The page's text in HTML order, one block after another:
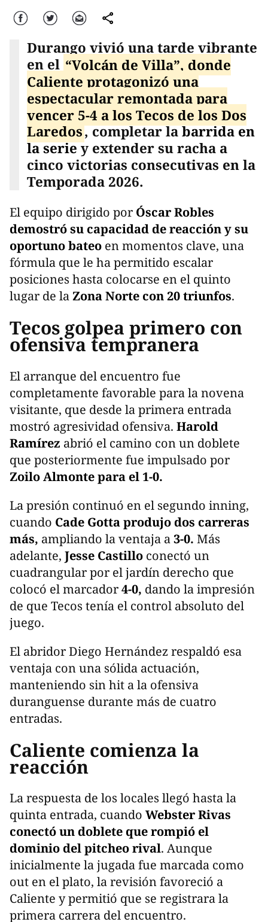
Facebook Twitter Correo comparte
Durango vivió una tarde vibrante
en el “Volcán de Villa”, donde
Caliente protagonizó una
espectacular remontada para
vencer 5-4 a los Tecos de los Dos
Laredos, completar labarrida en
la seriey extender su racha a
cinco victorias consecutivas en la
Temporada 2026.
El equipo dirigido por Óscar Robles
demostró su capacidad de reacción y su
oportuno bateo en momentos clave, una
fórmula que le ha permitido escalar
posiciones hasta colocarse en el quinto
lugar de laZona Norte con 20 triunfos.
Tecos golpea primero con
ofensiva tempranera
El arranque del encuentro fue
completamente favorable para la novena
visitante, que desde la primera entrada
mostró agresividad ofensiva. Harold
Ramírez abrió el camino con un doblete
que posteriormente fue impulsado por
Zoilo Almonte para el 1-0.
La presión continuó en el segundo inning,
cuando Cade Gotta produjo dos carreras
más, ampliando la ventaja a3-0. Más
adelante, Jesse Castillo conectó un
cuadrangular por el jardín derecho que
colocó el marcador4-0, dando la impresión
de que Tecos tenía el control absoluto del
juego.
El abridor Diego Hernández respaldó esa
ventaja con una sólida actuación,
manteniendo sin hit a la ofensiva
duranguense durante más de cuatro
entradas.
Caliente comienza la
reacción
La respuesta de los locales llegó hasta la
quinta entrada, cuando Webster Rivas
conectó un doblete que rompió el
dominio del pitcheo rival. Aunque
inicialmente la jugada fue marcada como
out en el plato, la revisión favoreció a
Caliente y permitió que se registrara la
primera carrera del encuentro.